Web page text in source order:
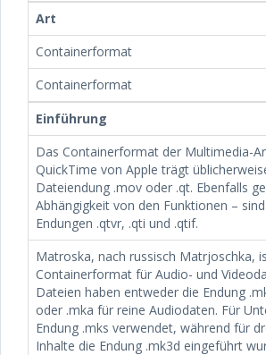
Art
Containerformat
Containerformat
Einführung
Das Containerformat der Multimedia-
QuickTime von Apple trägt
Dateiendung .mov oder .qt. Ebenfalls
Abhängigkeit von den Funktionen –
Endungen .qtvr, .qti und .qtif.
Matroska, nach russisch Matrjoschka,
Containerformat für Audio- und
Dateien haben entweder die Endung
oder .mka für reine Audiodaten. Für
Endung .mks verwendet, während für
Inhalte die Endung .mk3d eingeführt